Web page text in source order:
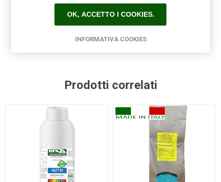
concime organico minerale (1), concime biovita
mantenimento (1) , soecialità nutritiva
Prodotti correlati
OK, ACCETTO I COOKIES.
INFORMATIVA COOKIES